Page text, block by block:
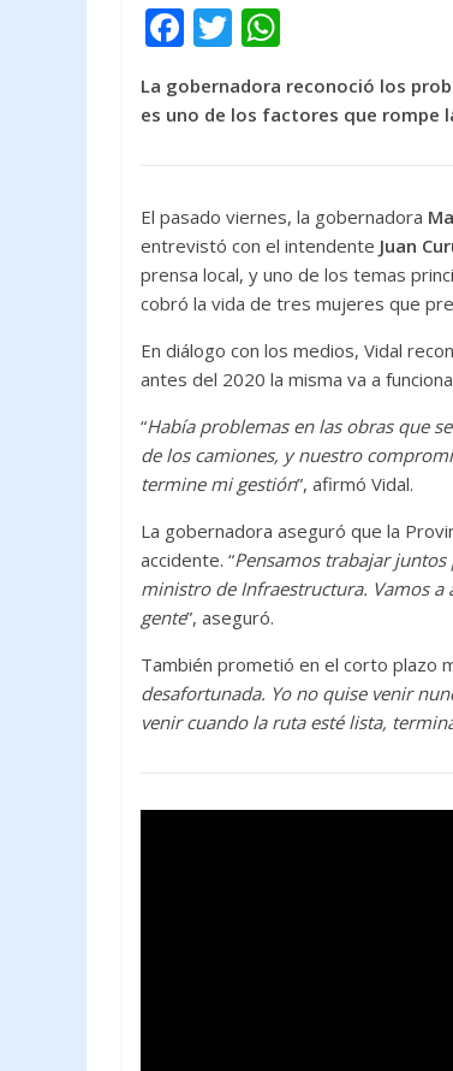
F
ac
e
o
k
T
w
itt at
p
p
La gobernadora reconoció los
es uno de los factores que rompe
El pasado viernes, la gobernadora
entrevistó con el intendente Juan
prensa local, y uno de los temas
cobró la vida de tres mujeres que
En diálogo con los medios, Vidal
antes del 2020 la misma va a
“Había problemas en las obras que
de los camiones, y nuestro
termine mi gestión”, afirmó Vidal.
La gobernadora aseguró que la
accidente. “Pensamos trabajar
ministro de Infraestructura. Vamos a
gente”, aseguró.
También prometió en el corto plazo
desafortunada. Yo no quise venir
venir cuando la ruta esté lista,